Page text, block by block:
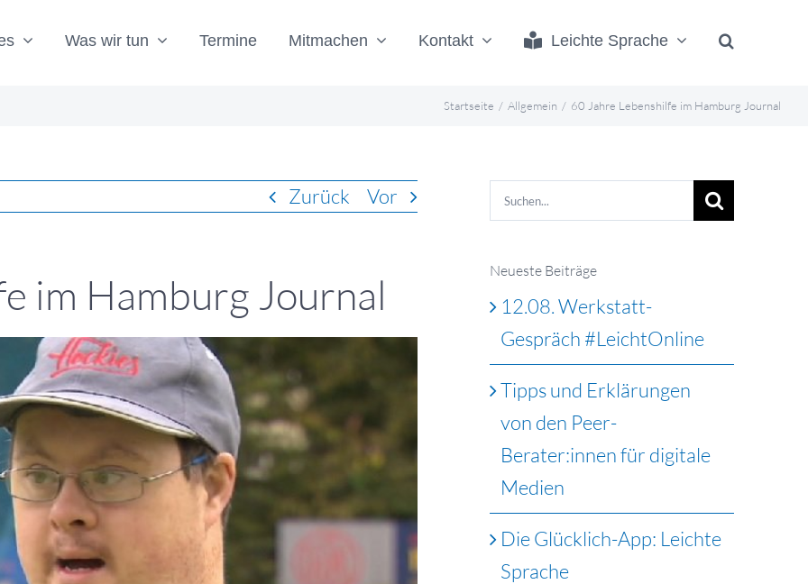
Was wir tun Termine Mitmachen Kontakt Leichte Sprache
Startseite Allgemein 60 Jahre Lebenshilfe im Hamburg Journal
Zurück Vor
im Hamburg Journal
Suche
nach:
Neueste Beiträge
12.08. Werkstatt-
Gespräch #LeichtOnline
Tipps und Erklärungen
von den Peer-
Berater:innen für digitale
Medien
Die Glücklich-App: Leichte
Sprache